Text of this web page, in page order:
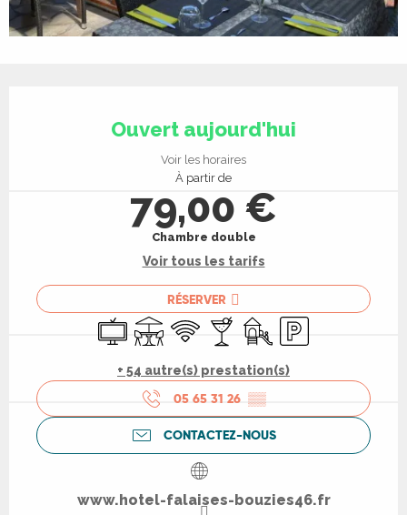
Ouvert aujourd'hui
Voir les horaires
À partir de
79,00 €
Chambre double
Voir tous les tarifs
RÉSERVER
TélévisionTerrasse
WiFi Bar / Buvette
Jeux pour enfants /
Parking
+ 54 autre(s) prestation(s)
05 65 31 26 ▒▒
CONTACTEZ-NOUS
www.hotel-falaises-bouzies46.fr